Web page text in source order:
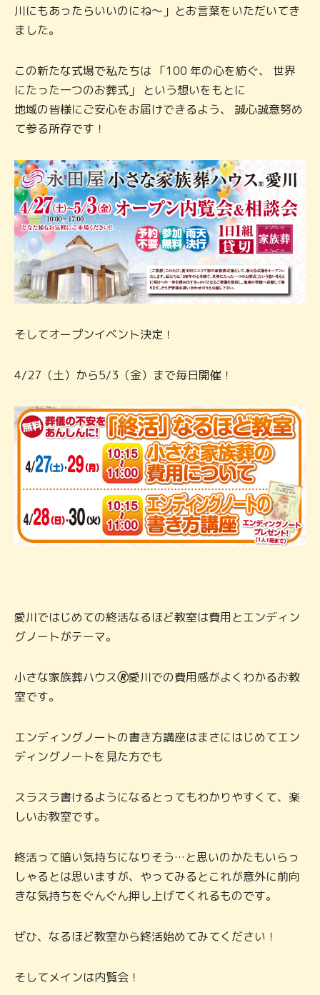
川にもあったらいいのにね～」とお言葉をいただいてき
ました。
この新たな式場で私たちは 「100 年の心を紡ぐ、 世界
にたった一つのお葬式」 という想いをもとに
地域の皆様にご安心をお届けできるよう、 誠心誠意努め
て参る所存です！
そしてオープンイベント決定！
4/27（土）から5/3（金）まで毎日開催！
愛川ではじめての終活なるほど教室は費用とエンディン
グノートがテーマ。
小さな家族葬ハウス🄬愛川での費用感がよくわかるお教
室です。
エンディングノートの書き方講座はまさにはじめてエン
ディングノートを見た方でも
スラスラ書けるようになるとってもわかりやすくて、楽
しいお教室です。
終活って暗い気持ちになりそう…と思いのかたもいらっ
しゃるとは思いますが、やってみるとこれが意外に前向
きな気持ちをぐんぐん押し上げてくれるものです。
ぜひ、なるほど教室から終活始めてみてください！
そしてメインは内覧会！